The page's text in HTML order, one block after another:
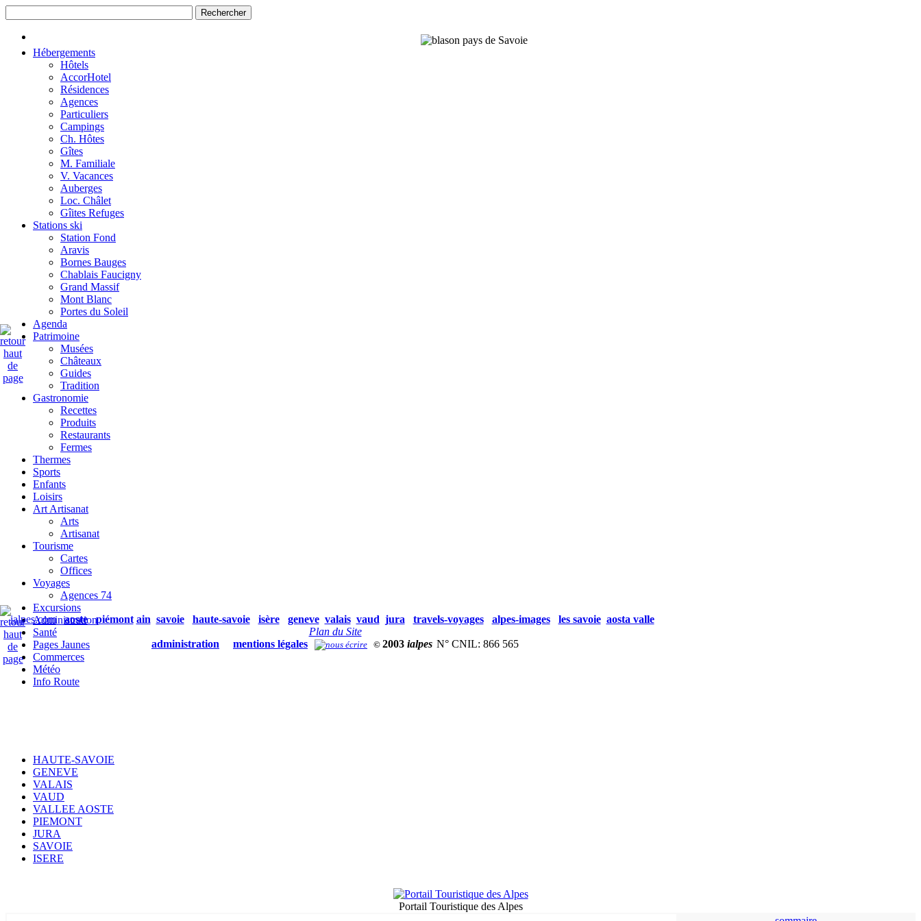
ialpes.com aoste piémont ain savoie haute-savoie isère geneve valais vaud jura travels-voyages alpes-images les savoie aosta valle
Plan du Site
administration
mentions légales © 2003 ialpes N° CNIL: 866 565
Hébergements
Hôtels
AccorHotel
Résidences
Agences
Particuliers
Campings
Ch. Hôtes
Gîtes
M. Familiale
V. Vacances
Auberges
Loc. Châlet
Gîites Refuges
Stations ski
Station Fond
Aravis
Bornes Bauges
Chablais Faucigny
Grand Massif
Mont Blanc
Portes du Soleil
Agenda
Patrimoine
Musées
Châteaux
Guides
Tradition
Gastronomie
Recettes
Produits
Restaurants
Fermes
Thermes
Sports
Enfants
Loisirs
Art Artisanat
Arts
Artisanat
Tourisme
Cartes
Offices
Voyages
Agences 74
Excursions
Administration
Santé
Pages Jaunes
Commerces
Météo
Info Route
HAUTE-SAVOIE
GENEVE
VALAIS
VAUD
VALLEE AOSTE
PIEMONT
JURA
SAVOIE
ISERE
Portail Touristique des Alpes